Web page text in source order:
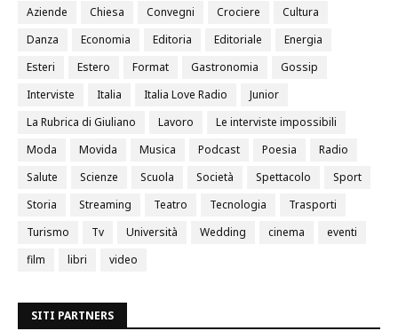
Aziende
Chiesa Convegni Crociere
Cultura
Danza
Economia Editoria Editoriale
Energia
Esteri
Estero Format Gastronomia
Gossip
Interviste
Italia Italia Love Radio
Junior
La Rubrica di Giuliano
Lavoro
Le interviste impossibili
Moda
Movida Musica Podcast Poesia
Radio
Salute
Scienze Scuola Società Spettacolo
Sport
Storia
Streaming Teatro Tecnologia
Trasporti
Turismo
Tv Università Wedding cinema
eventi
film
libri video
SITI PARTNERS